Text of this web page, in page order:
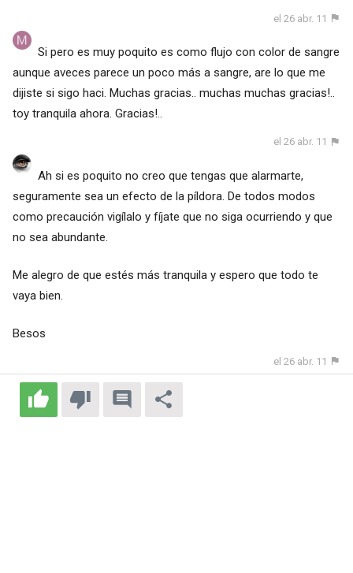
el 26 abr. 11
Si pero es muy poquito es como flujo con color de sangre
aunque aveces parece un poco más a sangre, are lo que me
dijiste si sigo haci. Muchas gracias.. muchas muchas gracias!..
toy tranquila ahora. Gracias!..
el 26 abr. 11
Ah si es poquito no creo que tengas que alarmarte,
seguramente sea un efecto de la píldora. De todos modos
como precaución vigílalo y fíjate que no siga ocurriendo y que
no sea abundante.
Me alegro de que estés más tranquila y espero que todo te
vaya bien.
Besos
el 26 abr. 11